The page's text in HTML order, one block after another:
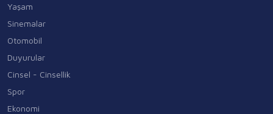
Yaşam
Sinemalar
Otomobil
Duyurular
Cinsel - Cinsellik
Spor
Ekonomi